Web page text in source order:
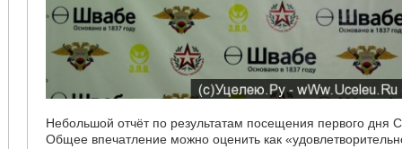
Небольшой отчёт по результатам посещения первого дня
Общее впечатление можно оценить как